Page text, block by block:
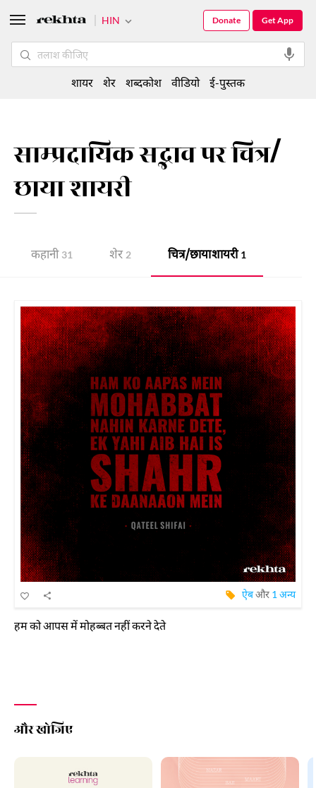
साम्प्रदायिक सद्भाव पर चित्र/
छाया शायरी
कहानी 31 शेर 2 चित्र/छाया शायरी 1
ऐबऔर 1 अन्य
हम को आपस में मोहब्बत नहीं करने देते
और खोजिए
HIN Get App
Donate
शायर शेर शब्दकोश वीडियो ई-पुस्तक